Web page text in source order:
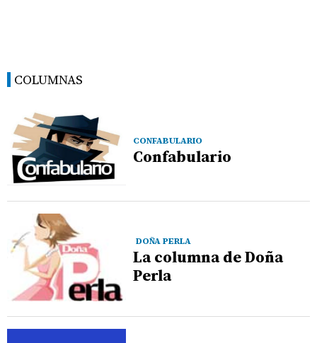
COLUMNAS
CONFABULARIO
Confabulario
DOÑA PERLA
La columna de Doña
Perla